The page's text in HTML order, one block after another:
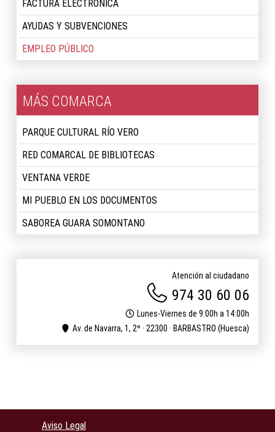
FACTURA ELECTRÓNICA
AYUDAS Y SUBVENCIONES
EMPLEO PÚBLICO
MÁS COMARCA
PARQUE CULTURAL RÍO VERO
RED COMARCAL DE BIBLIOTECAS
VENTANA VERDE
MI PUEBLO EN LOS DOCUMENTOS
SABOREA GUARA SOMONTANO
Atención al ciudadano
974 30 60 06
Lunes-Viernes de 9:00h a 14:00h
Av. de Navarra, 1, 2º · 22300 · BARBASTRO (Huesca)
Aviso Legal